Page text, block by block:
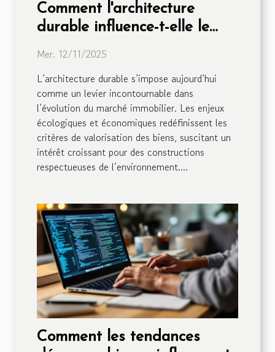
Comment l'architecture
durable influence-t-elle le
Mer. 12/11/2025
L’architecture durable s’impose aujourd’hui
comme un levier incontournable dans
l’évolution du marché immobilier. Les enjeux
écologiques et économiques redéfinissent les
critères de valorisation des biens, suscitant un
intérêt croissant pour des constructions
respectueuses de l’environnement....
Comment les tendances